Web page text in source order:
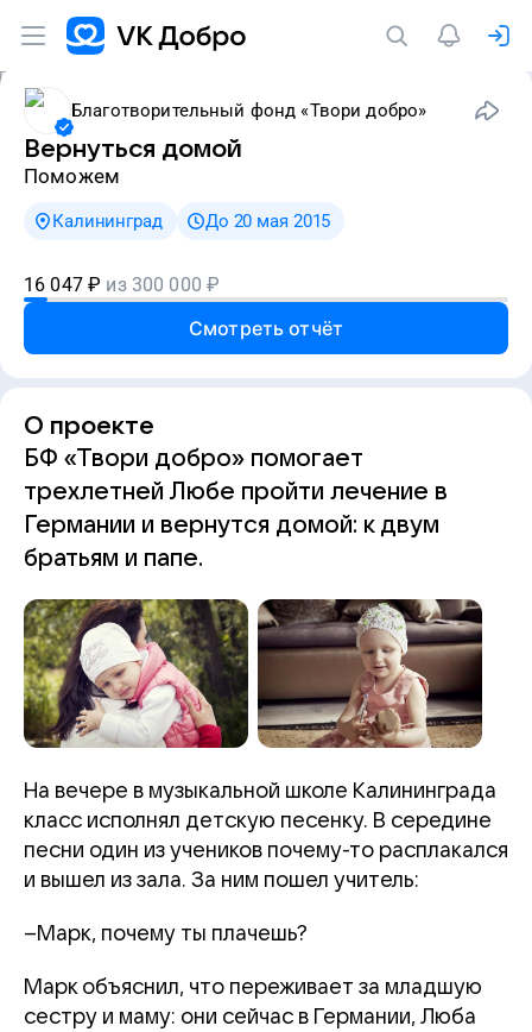
Благотворительный фонд «Твори добро»
Вернуться домой
Поможем
Калининград До 20 мая 2015
16 047 ₽ из 300 000 ₽
Смотреть отчёт
О проекте
БФ «Твори добро» помогает
трехлетней Любе пройти лечение в
Германии и вернутся домой: к двум
братьям и папе.
На вечере в музыкальной школе Калининграда
класс исполнял детскую песенку. В середине
песни один из учеников почему-то расплакался
и вышел из зала. За ним пошел учитель:
–Марк, почему ты плачешь?
Марк объяснил, что переживает за младшую
сестру и маму: они сейчас в Германии, Люба